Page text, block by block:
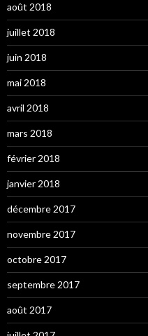
août 2018
juillet 2018
juin 2018
mai 2018
avril 2018
mars 2018
février 2018
janvier 2018
décembre 2017
novembre 2017
octobre 2017
septembre 2017
août 2017